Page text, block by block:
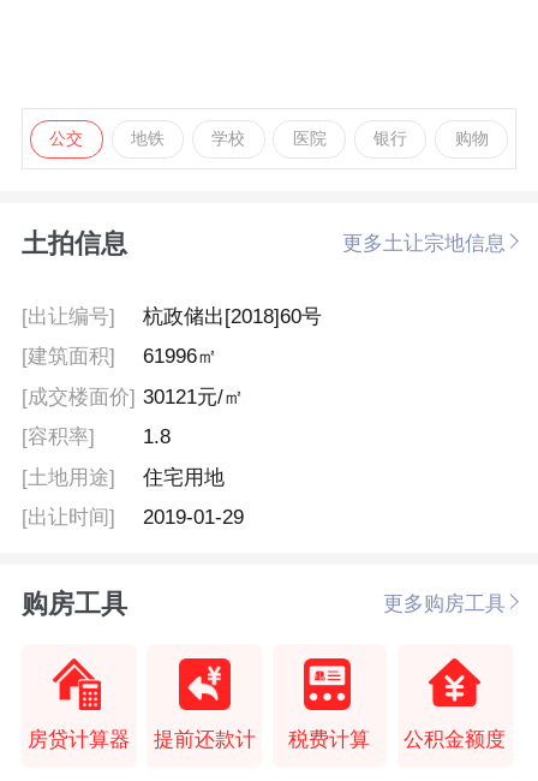
公交 地铁 学校 医院 银行 购物
土拍信息 更多土让宗地信息
[出让编号]
杭政储出[2018]60号
[建筑面积]
61996㎡
[成交楼面价] 30121元/㎡
[容积率]
1.8
[土地用途]
住宅用地
[出让时间]
2019-01-29
购房工具 更多购房工具
房贷计算器 提前还款计 税费计算 公积金额度